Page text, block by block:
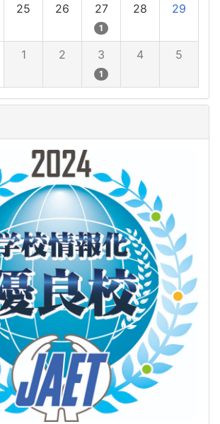
25 26 27
1
28 29
1 2 3
1
4 5